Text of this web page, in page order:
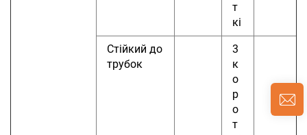
т
кі
Стійкий до
трубок
3
к
о
р
о
т